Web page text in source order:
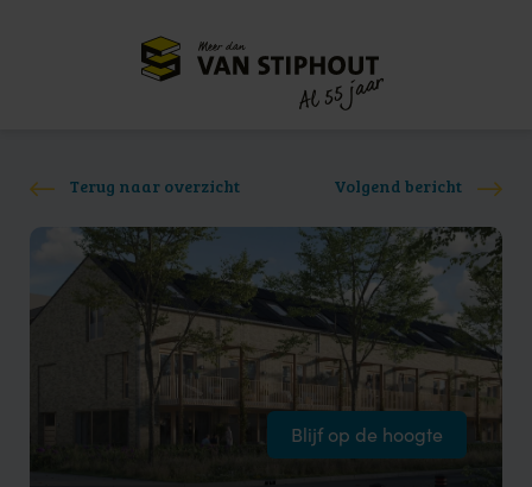
Meer dan
Al 55 jaar
Terug naar overzicht Volgend bericht
Blijf op de hoogte